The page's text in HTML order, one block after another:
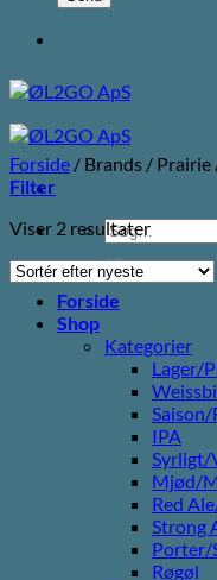
Søg
efter:
Forside
Shop
Kategorier
Lager/
IPA
Syrligt/
Mjød/
Red
Strong
Porter/
Røgøl
Forside / Brands / Prairie
Filter
Viser 2 resultaterSorteret
efter
seneste